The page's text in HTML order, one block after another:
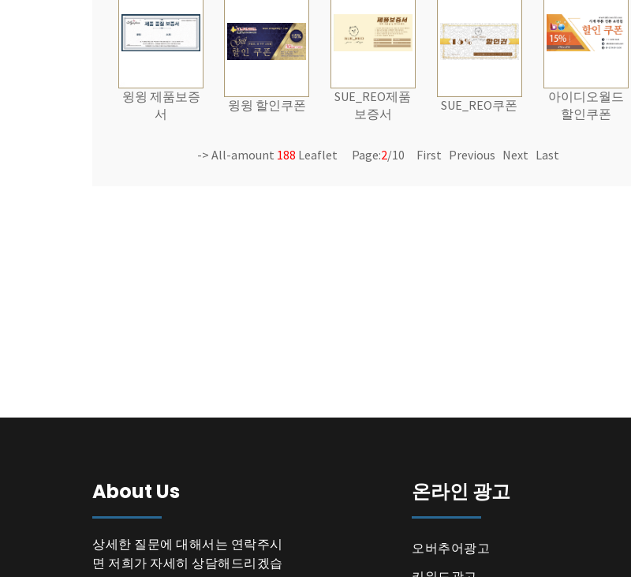
윙윙 제품보증
서
윙윙 할인쿠폰
SUE_REO제품
보증서
SUE_REO쿠폰
아이디오월드
할인쿠폰
-> All-amount 188 Leaflet Page:2/10 First Previous Next Last
About Us
상세한 질문에 대해서는 연락주시
면 저희가 자세히 상담해드리겠습
온라인 광고
오버추어광고